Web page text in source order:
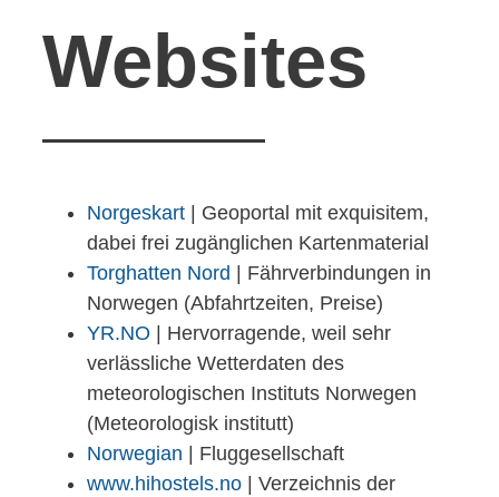
Websites
Norgeskart | Geoportal mit exquisitem,
dabei frei zugänglichen Kartenmaterial
Torghatten Nord | Fährverbindungen in
Norwegen (Abfahrtzeiten, Preise)
YR.NO | Hervorragende, weil sehr
verlässliche Wetterdaten des
meteorologischen Instituts Norwegen
(Meteorologisk institutt)
Norwegian | Fluggesellschaft
www.hihostels.no | Verzeichnis der